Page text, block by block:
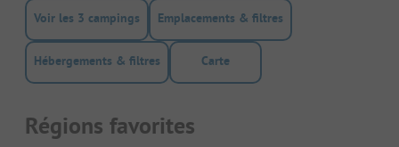
Voir les 3 campings Emplacements & filtres
Hébergements & filtres Carte
Régions favorites